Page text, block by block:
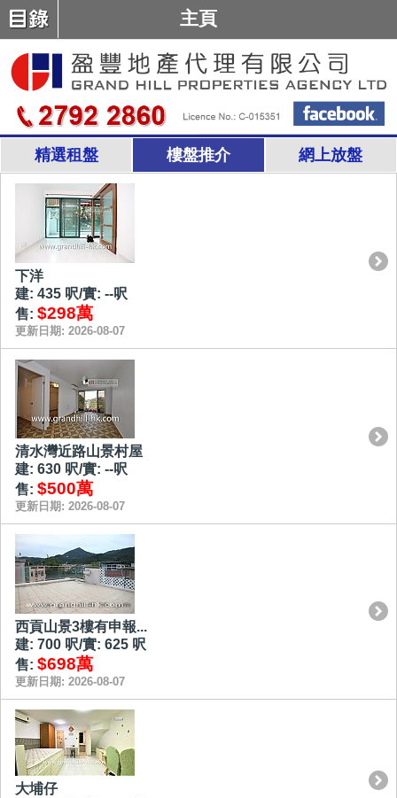
主頁
精選租盤 樓盤推介 網上放盤
下洋
建: 435 呎/實: --呎
售: $298萬
更新日期: 2026-08-07
清水灣近路山景村屋
建: 630 呎/實: --呎
售: $500萬
更新日期: 2026-08-07
西貢山景3樓有申報...
建: 700 呎/實: 625 呎
售: $698萬
更新日期: 2026-08-07
大埔仔